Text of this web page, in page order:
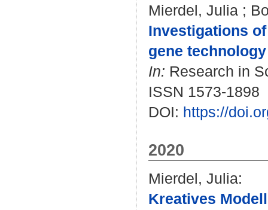
Mierdel, Julia ;
Investigations
gene
In: Research in
ISSN 1573-1898
DOI: https://
2020
Mierdel, Julia:
Kreatives